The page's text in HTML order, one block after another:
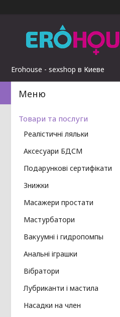
Erohouse - sexshop в Киеве
Товари та послуги
Реалістичні ляльки
Аксесуари БДСМ
Подарункові сертифікати
Знижки
Масажери простати
Мастурбатори
Вакуумні і гидропомпы
Анальні іграшки
Вібратори
Лубриканти і мастила
Насадки на член